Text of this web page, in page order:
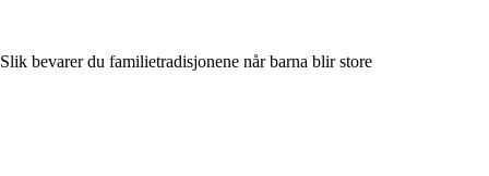
Slik bevarer du familietradisjonene når barna blir store